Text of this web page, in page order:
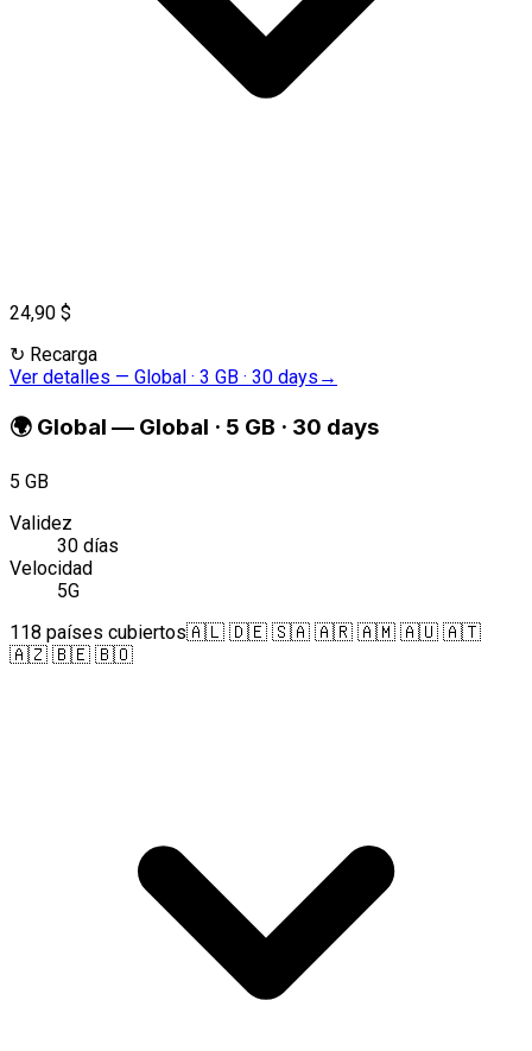
24,90 $
↻ Recarga
Ver detalles — Global · 3 GB · 30 days →
🌍 Global — Global · 5 GB · 30 days
5 GB
Validez
30 días
Velocidad
5G
118 países cubiertos🇦🇱 🇩🇪 🇸🇦 🇦🇷 🇦🇲 🇦🇺 🇦🇹
🇦🇿 🇧🇪 🇧🇴